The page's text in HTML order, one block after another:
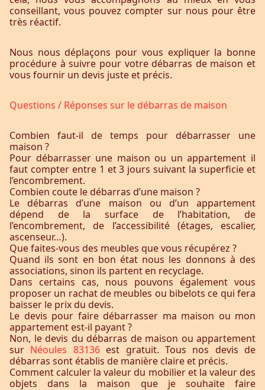
conseillant, vous pouvez compter sur nous pour être
très réactif.
Nous nous déplaçons pour vous expliquer la bonne
procédure à suivre pour votre débarras de maison et
vous fournir un devis juste et précis.
Questions / Réponses sur le débarras de maison
Combien faut-il de temps pour débarrasser une
maison ?
Pour débarrasser une maison ou un appartement il
faut compter entre 1 et 3 jours suivant la superficie et
l’encombrement.
Combien coute le débarras d’une maison ?
Le débarras d’une maison ou d’un appartement
dépend de la surface de l’habitation, de
l’encombrement, de l’accessibilité (étages, escalier,
ascenseur…).
Que faites-vous des meubles que vous récupérez ?
Quand ils sont en bon état nous les donnons à des
associations, sinon ils partent en recyclage.
Dans certains cas, nous pouvons également vous
proposer un rachat de meubles ou bibelots ce qui fera
baisser le prix du devis.
Le devis pour faire débarrasser ma maison ou mon
appartement est-il payant ?
Non, le devis du débarras de maison ou appartement
sur Néoules 83136 est gratuit. Tous nos devis de
débarras sont établis de manière claire et précis.
Comment calculer la valeur du mobilier et la valeur des
objets dans la maison que je souhaite faire